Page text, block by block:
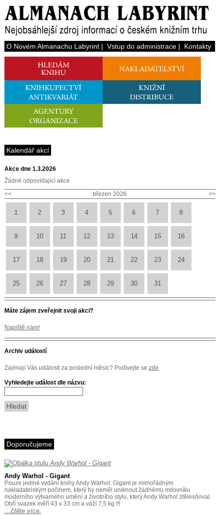
O Novém Almanachu Labyrint| Vstup do administrace| Kontakty
Kalendář akcí
Akce dne 1.3.2026
Žádné odpovídající akce
<<
>>
březen 2026
1 2 3 4 5 6 7 8
9 10 11 12 13 14 15 16
17 18 19 20 21 22 23 24
25 26 27 28 29 30 31
Máte zájem zveřejnit svoji akci?
Napiště nám!
Archiv událostí
Zajímají Vás události za poslední měsíc? Podívejte se zde.
Vyhledejte událost dle názvu:
Doporučujeme
Andy Warhol - Gigant
Pouze jediné vydání knihy Andy Warhol: Gigant je mimořádným
nakladatelským počinem, který by neměl uniknout žádnému milovníku
moderního výtvarného umění a životního stylu, který Andy Warhol ztělesňoval.
Obří svazek měří 43 x 33 cm a váží 7,5 kg !!!
…čtěte více.